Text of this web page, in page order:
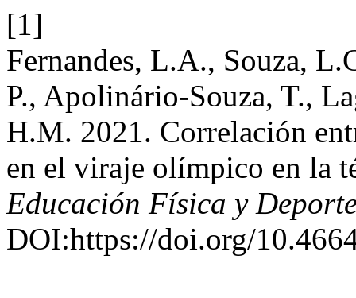
[1]
Fernandes, L.A., Souza,
P., Apolinário-Souza, T.,
H.M. 2021. Correlación
en el viraje olímpico en la
Educación Física y
DOI:https://doi.org/